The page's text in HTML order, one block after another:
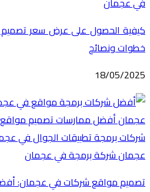
كيفية الحصول على عرض سعر
خطوات ونصائح
18/05/2025
تصميم مواقع شركات في عجمان: